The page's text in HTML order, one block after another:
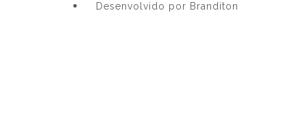
Desenvolvido por Branditon